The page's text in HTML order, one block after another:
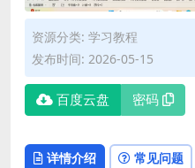
资源分类: 学习教程
发布时间: 2026-05-15
百度云盘 密码
详情介绍 常见问题